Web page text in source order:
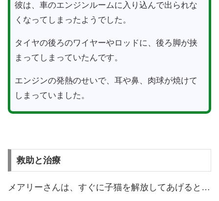
彼は、車のエンジンルームに入り込んで出られな
くなってしまったようでした。
タイヤの後ろのワイヤーやロッドに、後ろ脚が挟
まってしまっていたんです。
エンジンの発熱のせいで、耳や鼻、肉球が焼けて
しまっていました。
救助と治療
メアリーさんは、すぐに子猫を解放してあげると…